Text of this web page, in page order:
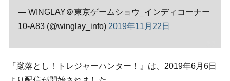
— WINGLAY＠東京ゲームショウ_インディコーナー
10-A83 (@winglay_info) 2019年11月22日
『蹴落とし！トレジャーハンター！』は、2019年6月6日